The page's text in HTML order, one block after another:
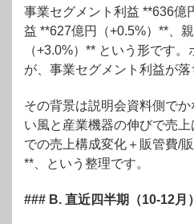
事業セグメント利益 **636億
益 **627億円（+0.5%）**、
（+3.0%）** という形です。
が、事業セグメント利益が落
その背景は説明会資料側で
い風と産業機器の伸びで売
での売上構成変化＋販管費/
**、という整理です。
### B. 直近四半期（10-12月